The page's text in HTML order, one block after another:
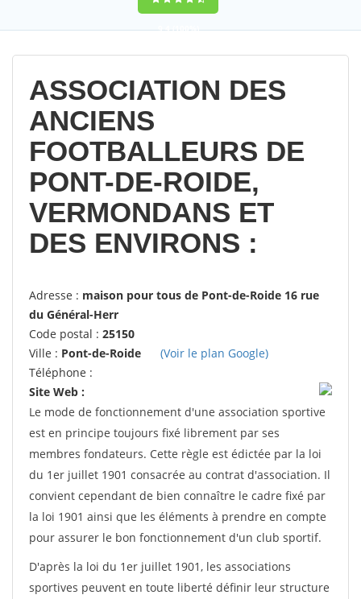
9,4(100%)
14358votes
ASSOCIATION DES
ANCIENS
FOOTBALLEURS DE
PONT-DE-ROIDE,
VERMONDANS ET
DES ENVIRONS :
Adresse : maison pour tous de Pont-de-Roide 16 rue
du Général-Herr
Code postal : 25150
Ville : Pont-de-Roide
(Voir le plan Google)
Téléphone :
Site Web :
Le mode de fonctionnement d'une association sportive
est en principe toujours fixé librement par ses
membres fondateurs. Cette règle est édictée par la loi
du 1er juillet 1901 consacrée au contrat d'association. Il
convient cependant de bien connaître le cadre fixé par
la loi 1901 ainsi que les éléments à prendre en compte
pour assurer le bon fonctionnement d'un club sportif.
D'après la loi du 1er juillet 1901, les associations
sportives peuvent en toute liberté définir leur structure